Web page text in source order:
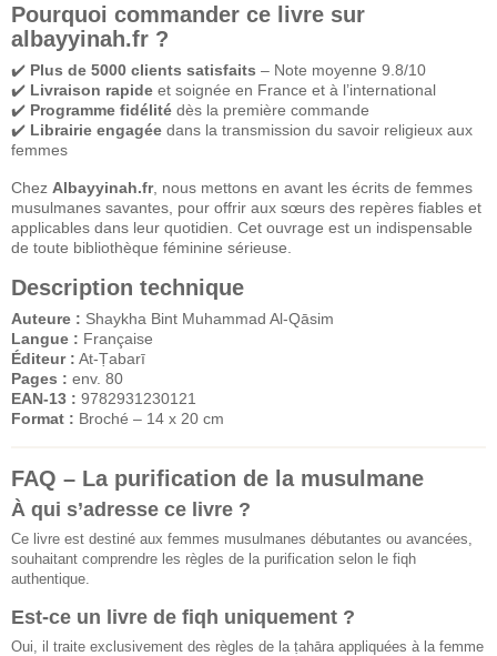
Pourquoi commander ce livre sur
albayyinah.fr ?
✔️ Plus de 5000 clients satisfaits – Note moyenne 9.8/10
✔️ Livraison rapide et soignée en France et à l’international
✔️ Programme fidélité dès la première commande
✔️ Librairie engagée dans la transmission du savoir religieux aux
femmes
Chez Albayyinah.fr, nous mettons en avant les écrits de femmes
musulmanes savantes, pour offrir aux sœurs des repères fiables et
applicables dans leur quotidien. Cet ouvrage est un indispensable
de toute bibliothèque féminine sérieuse.
Description technique
Auteure : Shaykha Bint Muhammad Al-Qāsim
Langue : Française
Éditeur : At-Ṭabarī
Pages : env. 80
EAN-13 : 9782931230121
Format : Broché – 14 x 20 cm
FAQ – La purification de la musulmane
À qui s’adresse ce livre ?
Ce livre est destiné aux femmes musulmanes débutantes ou avancées,
souhaitant comprendre les règles de la purification selon le fiqh
authentique.
Est-ce un livre de fiqh uniquement ?
Oui, il traite exclusivement des règles de la ṭahāra appliquées à la femme